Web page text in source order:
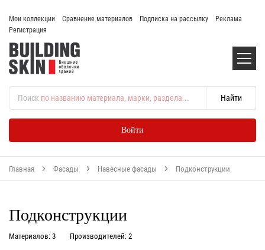
Мои коллекции Сравнение материалов Подписка на рассылку
Реклама
Регистрация
Поиск по названию материала, марки, раздела...
Войти
Главная Фасады Навесные фасады Подконструкции
Подконструкции
Материалов: 3 Производителей: 2